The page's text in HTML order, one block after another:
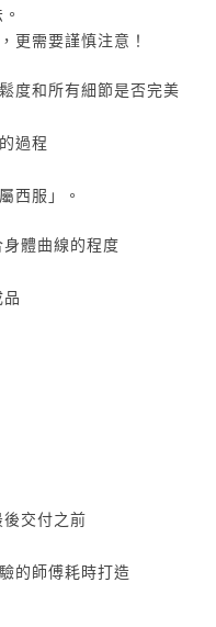
更需要謹慎注意！
度和所有細節是否完美
過程
西服」。
體曲線的程度
交付之前
的師傅耗時打造